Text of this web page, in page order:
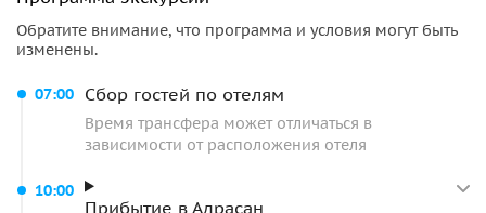
Обратите внимание, что программа и условия могут быть
изменены.
07:00 Сбор гостей по отелям
Время трансфера может отличаться в
зависимости от расположения отеля
10:00
Прибытие в Адрасан